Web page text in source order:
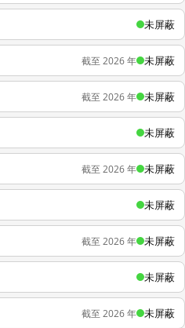
未屏蔽
截至 2026 年 未屏蔽
截至 2026 年 未屏蔽
未屏蔽
截至 2026 年 未屏蔽
未屏蔽
截至 2026 年 未屏蔽
未屏蔽
截至 2026 年 未屏蔽